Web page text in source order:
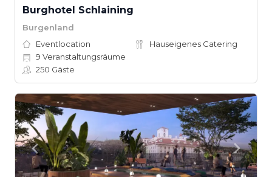
Burghotel Schlaining
Burgenland
Eventlocation
Hauseigenes Catering
9 Veranstaltungsräume
250 Gäste